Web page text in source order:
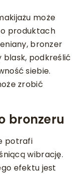
może
o produktach
bronzer
blask, podkreślić
siebie.
zrobić
bronzeru
potrafi
wibrację.
efektu jest